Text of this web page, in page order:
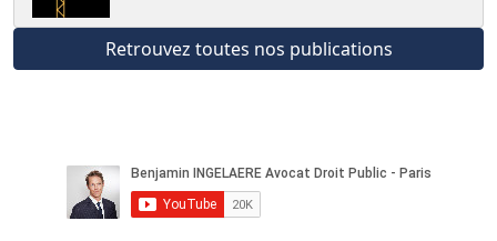
Retrouvez toutes nos publications